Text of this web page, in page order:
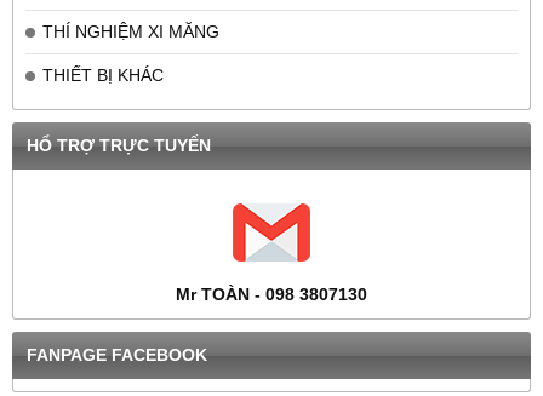
THÍ NGHIỆM XI MĂNG
THIẾT BỊ KHÁC
HỔ TRỢ TRỰC TUYẾN
Mr TOÀN - 098 3807130
FANPAGE FACEBOOK